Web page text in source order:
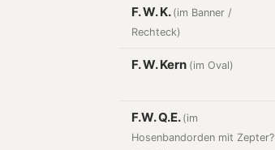
F. W. K. (im Banner /
Rechteck)
F. W. Kern (im Oval)
F.W. Q.E. (im
Hosenbandorden mit Zepter?